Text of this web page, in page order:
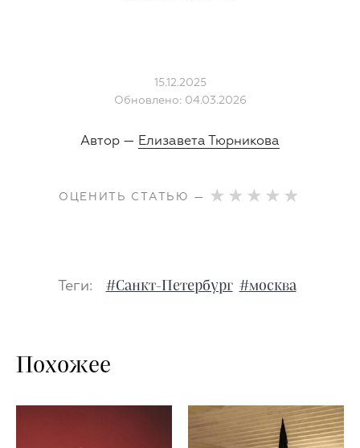
15.12.2025
Обновлено: 04.03.2026
Автор — Елизавета Тюрникова
ОЦЕНИТЬ СТАТЬЮ —
Теги: #Санкт-Петербург #москва
Похожее